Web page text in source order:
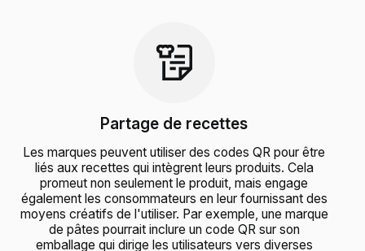
Partage de recettes
Les marques peuvent utiliser des codes QR pour être
liés aux recettes qui intègrent leurs produits. Cela
promeut non seulement le produit, mais engage
également les consommateurs en leur fournissant des
moyens créatifs de l'utiliser. Par exemple, une marque
de pâtes pourrait inclure un code QR sur son
emballage qui dirige les utilisateurs vers diverses